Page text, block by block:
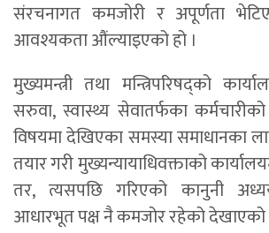
संरचनागत कमजोरी र अपूर्णता
आवश्यकता औंल्याइएको हो ।
मुख्यमन्त्री तथा मन्त्रिपरिषद्को
सरुवा, स्वास्थ्य सेवातर्फका
विषयमा देखिएका समस्या समाधानका
तयार गरी मुख्यन्यायाधिवक्ताको
तर, त्यसपछि गरिएको कानुनी
आधारभूत पक्ष नै कमजोर रहेको देखाएको